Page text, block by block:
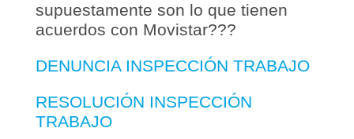
supuestamente son lo que tienen
acuerdos con Movistar???
DENUNCIA INSPECCIÓN TRABAJO
RESOLUCIÓN INSPECCIÓN
TRABAJO